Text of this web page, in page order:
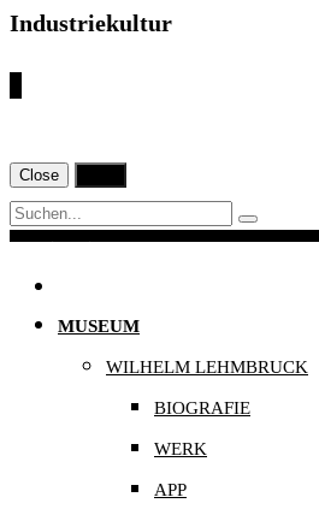
Industriekultur
Close
Navigation
MUSEUM
WILHELM LEHMBRUCK
BIOGRAFIE
WERK
APP